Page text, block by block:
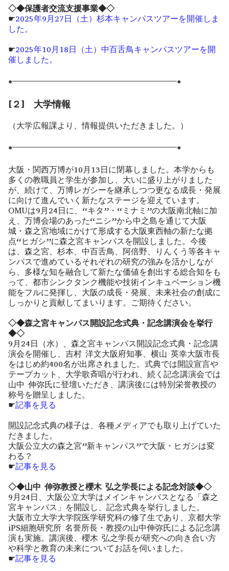
◇◆保護者交流支援事業◆◇
☛2025年9月27日（土）杉本キャンパスツアーを開催しま
した。
☛2025年10月18日（土）中百舌鳥キャンパスツアーを開
催しました。
●━━━━━━━━━━━━━━━━━━━━━━━●
[２] 大学情報
（大学広報課より、情報提供いただきました。）
●━━━━━━━━━━━━━━━━━━━━━━━●
大阪・関西万博が10月13日に閉幕しました。本学からも
多くの教職員と学生が参加し、大いに盛り上がりました
が、続けて、万博レガシーを継承しつつ更なる成長・発展
に向けて進んでいく新たなステージを迎えています。
OMUは9月24日に、“キタ”・“ミナミ”の大阪南北軸に加
え、万博会場のあった“ニシ”から中之島を通じて大阪
城・森之宮地域にかけて形成する大阪東西軸の新たな拠
点“ヒガシ”に森之宮キャンパスを開設しました。今後
は、森之宮、杉本、中百舌鳥、阿倍野、りんくう等各キャ
ンパスで進めているそれぞれの研究の強みを活かしなが
ら、多様な知を融合して新たな価値を創出する総合知をも
って、都市シンクタンク機能や技術インキュベーション機
能をフルに発揮し、大阪の成長・発展、未来社会の創成に
しっかりと貢献してまいります。ご期待ください。
◇◆森之宮キャンパス開設記念式典・記念講演会を挙行
◆◇
9月24日（水）、森之宮キャンパス開設記念式典・記念講
演会を開催し、吉村 洋文大阪府知事、横山 英幸大阪市長
をはじめ約400名が出席されました。式典では開設宣言や
テープカット、大学歌斉唱が行われ、続く記念講演会では
山中 伸弥氏に登壇いただき、講演後には特別栄誉教授の
称号を贈呈しました。
☛記事を見る
開設記念式典の様子は、各種メディアでも取り上げていた
だきました。
大阪公立大の森之宮”新キャンパス”で大阪・ヒガシは変
わる？
☛記事を見る
◇◆山中 伸弥教授と櫻木 弘之学長による記念対談◆◇
9月24日、大阪公立大学はメインキャンパスとなる「森之
宮キャンパス」を開設し、記念式典を挙行しました。
大阪市立大学大学院医学研究科の修了生であり、京都大学
iPS細胞研究所 名誉所長・教授の山中伸弥氏による記念講
演も実施。講演後、櫻木 弘之学長が研究への向き合い方
や科学と教育の未来についてお話を伺いました。
☛記事を見る